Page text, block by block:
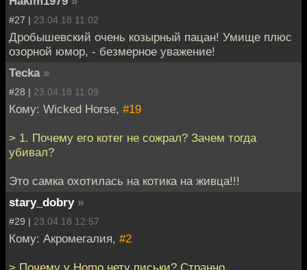
#27 | 23.04.18 11:02
Дробышевский очень козырный пацан! Умище плюс
озорной юмор, - безмерное уважение!
Tecka »
#28 | 23.04.18 11:09
Кому: Wicked Horse, #19
> 1. Почему его котег не сожрал? Зачем тогда
убивал?
Это самка охотилась на котика на живца!!!
stary_dobry »
#29 | 23.04.18 12:57
Кому: Акромегалия, #2